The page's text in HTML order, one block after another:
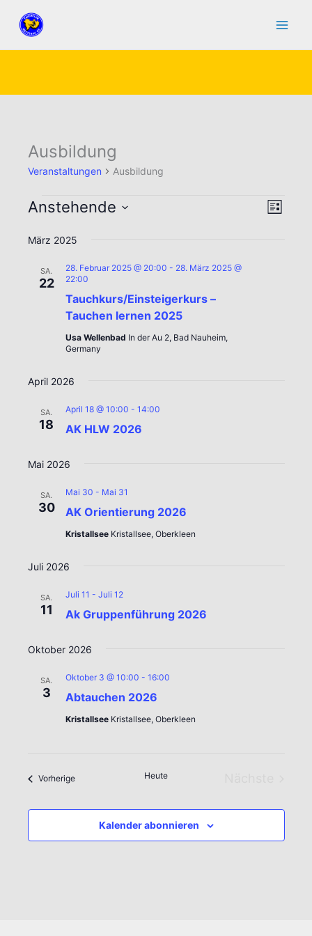
Inhalt
Ausbildung
Veranstaltungen Ausbildung
Veranstaltungen
Liste
Anstehende
wählen.
März 2025
SA.
22
Tauchkurs/Einsteigerkurs –
Tauchen lernen 2025
28. Februar 2025 @ 20:00 - 28. März 2025 @
22:00
Usa Wellenbad In der Au 2, Bad Nauheim,
Germany
April 2026
SA.
18 AK HLW 2026
April 18 @ 10:00 - 14:00
Mai 2026
SA.
30 AK Orientierung 2026
Mai 30 - Mai 31
Kristallsee Kristallsee, Oberkleen
Juli 2026
SA.
11 Ak Gruppenführung 2026
Juli 11 - Juli 12
Oktober 2026
SA.
3 Abtauchen 2026
Oktober 3 @ 10:00 - 16:00
Kristallsee Kristallsee, Oberkleen
VorherigeVeranstaltungen Heute
Kalender abonnieren